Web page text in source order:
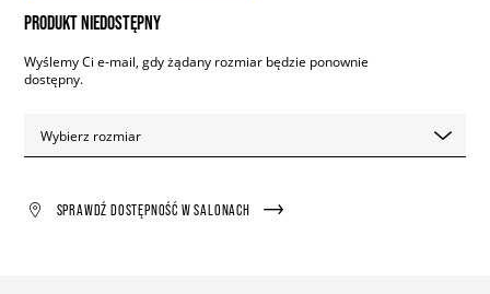
PRODUKT NIEDOSTĘPNY
Wyślemy Ci e-mail, gdy żądany rozmiar będzie ponownie
dostępny.
Wybierz rozmiar
SPRAWDŹ DOSTĘPNOŚĆ W SALONACH